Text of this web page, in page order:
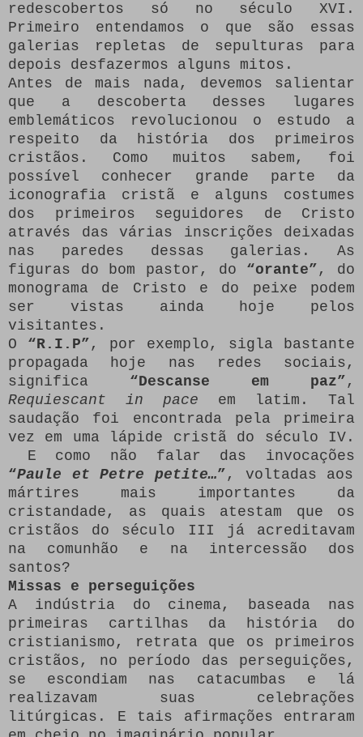
redescobertos só no século XVI.
Primeiro entendamos o que são essas
galerias repletas de sepulturas para
depois desfazermos alguns mitos.
Antes de mais nada, devemos salientar
que a descoberta desses lugares
emblemáticos revolucionou o estudo a
respeito da história dos primeiros
cristãos. Como muitos sabem, foi
possível conhecer grande parte da
iconografia cristã e alguns costumes
dos primeiros seguidores de Cristo
através das várias inscrições deixadas
nas paredes dessas galerias. As
figuras do bom pastor, do “orante” , do
monograma de Cristo e do peixe podem
ser vistas ainda hoje pelos
visitantes.
O “R.I.P” , por exemplo, sigla bastante
propagada hoje nas redes sociais,
significa “Descanse em paz” ,
Requiescant in pace em latim. Tal
saudação foi encontrada pela primeira
vez em uma lápide cristã do século IV.
E como não falar das invocações
“Paule et Petre petite…” , voltadas aos
mártires mais importantes da
cristandade, as quais atestam que os
cristãos do século III já acreditavam
na comunhão e na intercessão dos
santos?
Missas e perseguições
A indústria do cinema, baseada nas
primeiras cartilhas da história do
cristianismo, retrata que os primeiros
cristãos, no período das perseguições,
se escondiam nas catacumbas e lá
realizavam suas celebrações
litúrgicas. E tais afirmações entraram